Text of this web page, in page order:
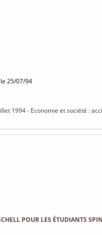
le 25/07/94
1994 - Economie et société :
POUR LES ÉTUDIANTS